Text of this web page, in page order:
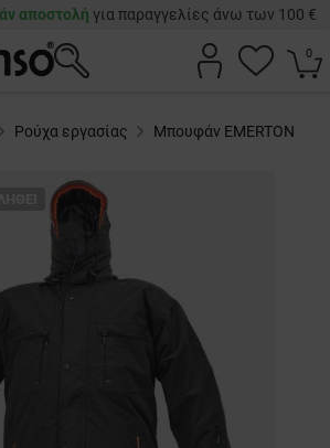
αποστολή για παραγγελίες άνω των 100 €
0
Ρούχα εργασίας Μπουφάν EMERTON